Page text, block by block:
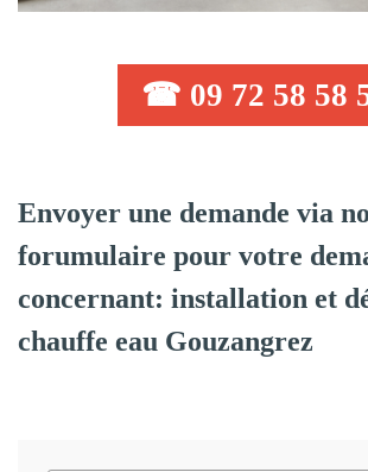
☎ 09 72 58 58
Envoyer une demande via
forumulaire pour votre
concernant: installation et
chauffe eau Gouzangrez